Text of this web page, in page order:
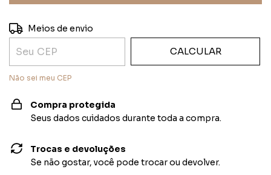
Entregas para o CEP:
Meios de envio
CALCULAR
Não sei meu CEP
Compra protegida
Seus dados cuidados durante toda a compra.
Trocas e devoluções
Se não gostar, você pode trocar ou devolver.